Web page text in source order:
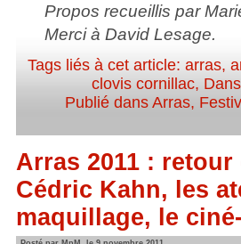
Propos recueillis par
Merci à David Lesage.
Tags liés à cet article:arras,
clovis cornillac,
Publié dans Arras,
Arras 2011 :
Cédric Kahn, les
maquillage, le